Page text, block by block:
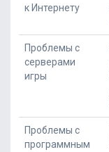
к Интернету
Проблемы с
серверами
игры
Проблемы с
программным